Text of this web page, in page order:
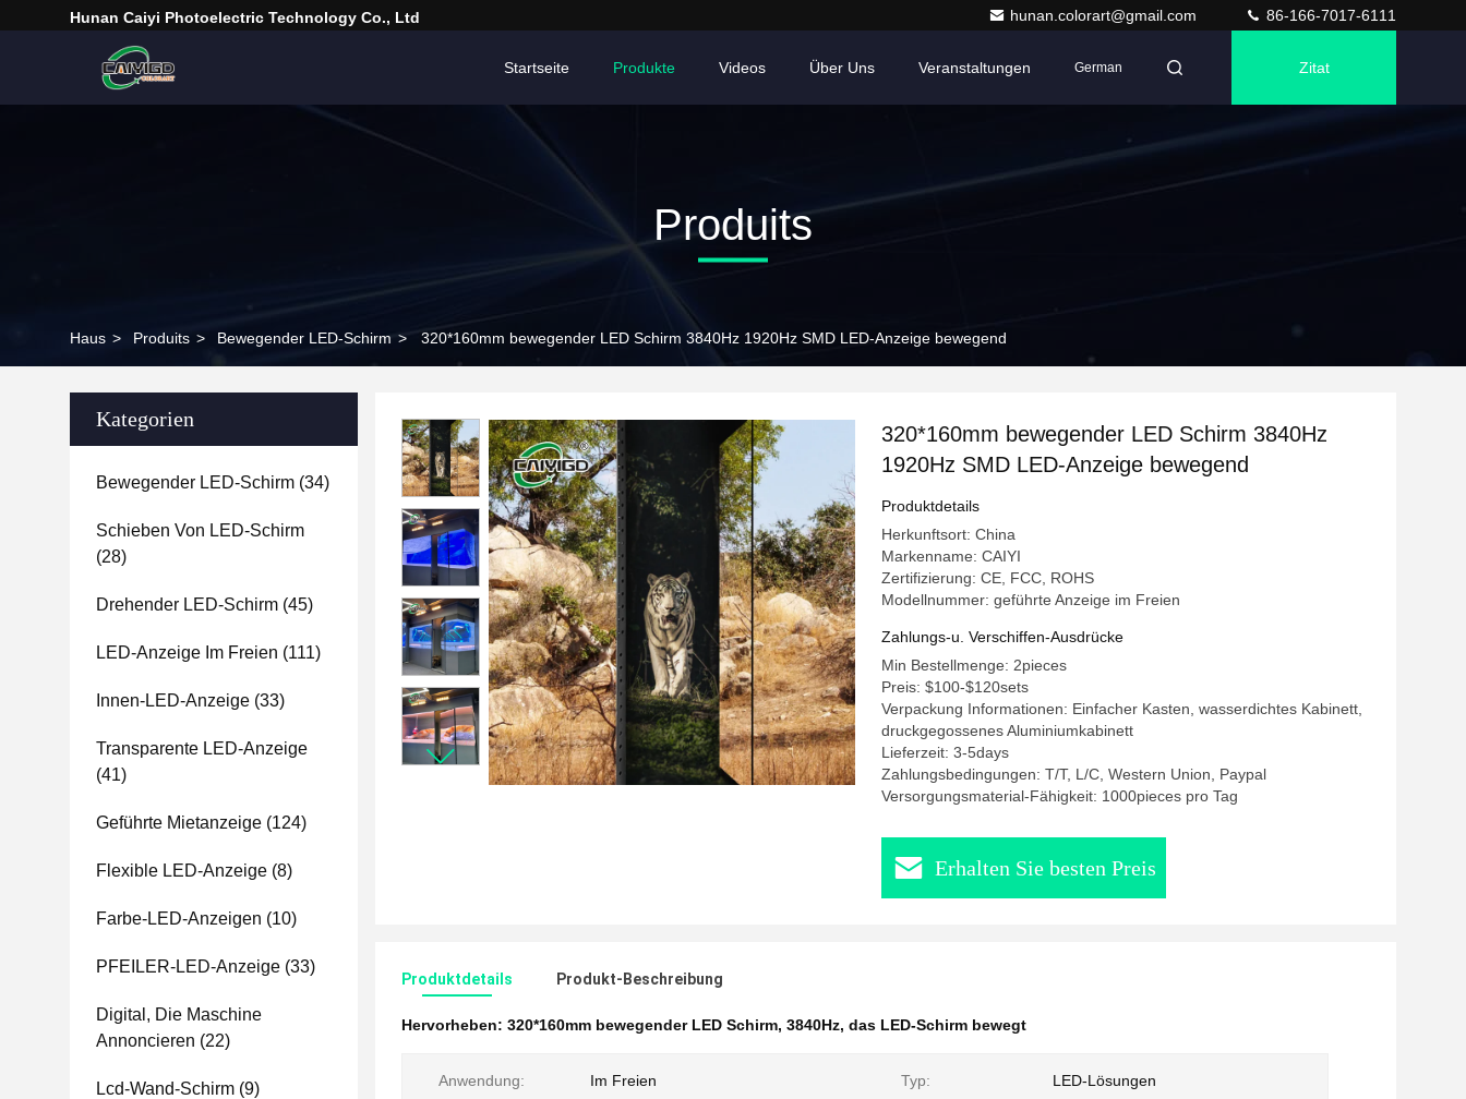
Hunan Caiyi Photoelectric Technology Co., Ltd hunan.colorart@gmail.com 86-166-7017-6111
Startseite Produkte Videos Über Uns Veranstaltungen German Zitat
Produits
Haus > Produits > Bewegender LED-Schirm > 320*160mm bewegender LED Schirm 3840Hz 1920Hz SMD LED-Anzeige bewegend
Kategorien
Bewegender LED-Schirm (34)
Schieben Von LED-Schirm
(28)
Drehender LED-Schirm (45)
LED-Anzeige Im Freien (111)
Innen-LED-Anzeige (33)
Transparente LED-Anzeige
(41)
Geführte Mietanzeige (124)
Flexible LED-Anzeige (8)
Farbe-LED-Anzeigen (10)
PFEILER-LED-Anzeige (33)
Digital, Die Maschine
Annoncieren (22)
Lcd-Wand-Schirm (9)
320*160mm bewegender LED Schirm 3840Hz
1920Hz SMD LED-Anzeige bewegend
Produktdetails
Herkunftsort: China
Markenname: CAIYI
Zertifizierung: CE, FCC, ROHS
Modellnummer: geführte Anzeige im Freien
Zahlungs-u. Verschiffen-Ausdrücke
Min Bestellmenge: 2pieces
Preis: $100-$120sets
Verpackung Informationen: Einfacher Kasten, wasserdichtes Kabinett,
druckgegossenes Aluminiumkabinett
Lieferzeit: 3-5days
Zahlungsbedingungen: T/T, L/C, Western Union, Paypal
Versorgungsmaterial-Fähigkeit: 1000pieces pro Tag
Erhalten Sie besten Preis
Produktdetails Produkt-Beschreibung
Hervorheben: 320*160mm bewegender LED Schirm, 3840Hz, das LED-Schirm bewegt
Anwendung: Im Freien Typ: LED-Lösungen